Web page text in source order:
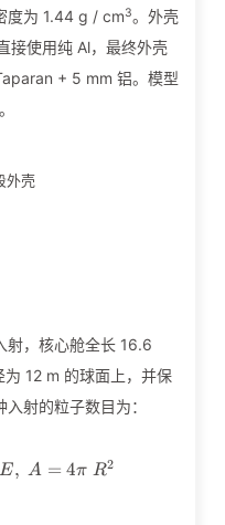
度为 1.44 g / cm3。外壳
接使用纯 Al，最终外壳
+ 5 mm 铝。模型
外壳
射，核心舱全长 16.6
12 m 的球面上，并保
射的粒子数目为：
E, A = 4π R2